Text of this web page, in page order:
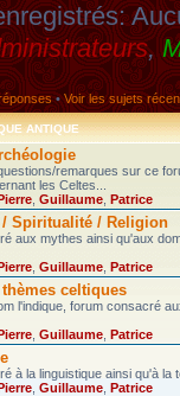
,
•Voir les sujets
ANTIQUE
remarques sur ce
les Celtes...
Guillaume Patrice
/ Spiritualité / Religion
aux mythes ainsi qu'aux
Guillaume Patrice
celtiques
l'indique, forum consacré
Guillaume Patrice
à la linguistique ainsi qu'à la
Guillaume Patrice